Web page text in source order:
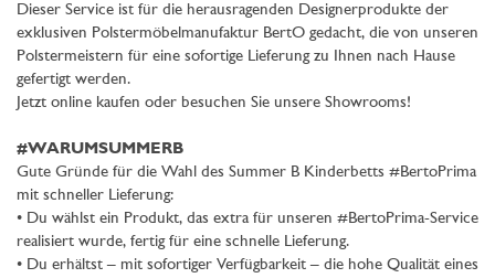
Dieser Service ist für die herausragenden Designerprodukte der
exklusiven Polstermöbelmanufaktur BertO gedacht, die von unseren
Polstermeistern für eine sofortige Lieferung zu Ihnen nach Hause
gefertigt werden.
Jetzt online kaufen oder besuchen Sie unsere Showrooms!
#WARUMSUMMERB
Gute Gründe für die Wahl des Summer B Kinderbetts #BertoPrima
mit schneller Lieferung:
• Du wählst ein Produkt, das extra für unseren #BertoPrima-Service
realisiert wurde, fertig für eine schnelle Lieferung.
• Du erhältst – mit sofortiger Verfügbarkeit – die hohe Qualität eines